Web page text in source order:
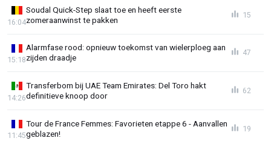
Soudal Quick-Step slaat toe en heeft eerste
zomeraanwinst te pakken
16:04
15
Alarmfase rood: opnieuw toekomst van wielerploeg aan
zijden draadje
15:18
47
Transferbom bij UAE Team Emirates: Del Toro hakt
definitieve knoop door
14:26
62
Tour de France Femmes: Favorieten etappe 6 - Aanvallen
geblazen!
11:45
19